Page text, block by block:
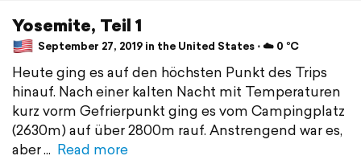
Yosemite, Teil 1
September 27, 2019 in the United States ⋅ ☁️ 0 °C
Heute ging es auf den höchsten Punkt des Trips
hinauf. Nach einer kalten Nacht mit Temperaturen
kurz vorm Gefrierpunkt ging es vom Campingplatz
(2630m) auf über 2800m rauf. Anstrengend war es,
aber
Read more